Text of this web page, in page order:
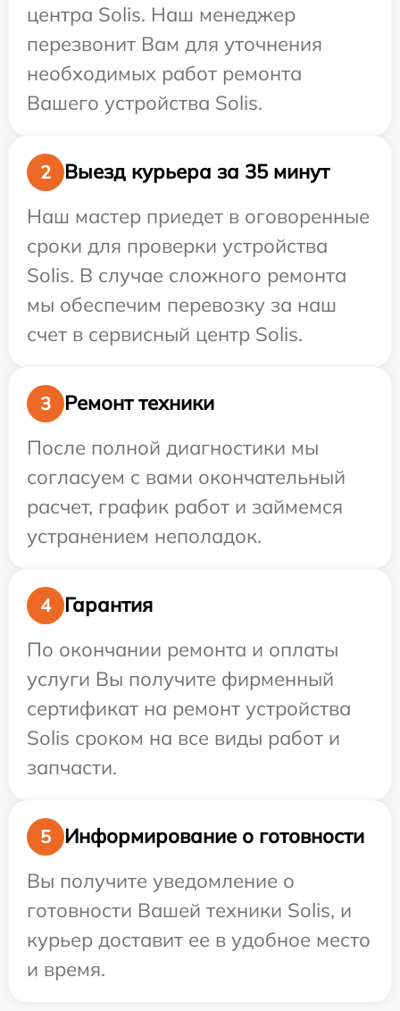
центра Solis. Наш менеджер
перезвонит Вам для уточнения
необходимых работ ремонта
Вашего устройства Solis.
2
Выезд курьера за 35 минут
Наш мастер приедет в оговоренные
сроки для проверки устройства
Solis. В случае сложного ремонта
мы обеспечим перевозку за наш
счет в сервисный центр Solis.
3
Ремонт техники
После полной диагностики мы
согласуем с вами окончательный
расчет, график работ и займемся
устранением неполадок.
4
Гарантия
По окончании ремонта и оплаты
услуги Вы получите фирменный
сертификат на ремонт устройства
Solis сроком на все виды работ и
запчасти.
5
Информирование о готовности
Вы получите уведомление о
готовности Вашей техники Solis, и
курьер доставит ее в удобное место
и время.